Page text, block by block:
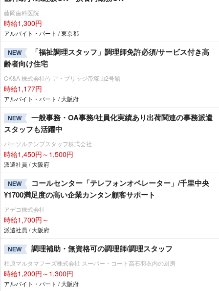
藤岡歯科医院
時給1,300円
アルバイト・パート / 東京都
NEW
「福祉調理スタッフ」調理師免許必須/サービス付き高
齢者向け住宅
CK&A 株式会社/ケア・ブリッジ帝塚山2号館
時給1,177円
アルバイト・パート / 大阪府
NEW
一般事務・OA事務/社員化実績あり出荷関連の事務派遣
スタッフも活躍中
パーソルテンプスタッフ株式会社
時給1,450円～1,500円
派遣社員 / 大阪府
NEW
コールセンター「テレフォンオペレーター」/千里中央
¥1700満足度の高い企業カンタン顧客サポート
アデコ株式会社
時給1,700円～
派遣社員 / 大阪府
NEW 調理補助・無資格可の調理師/調理スタッフ
柏原マルタマフーズ株式会社 スーパー・コート高石羽衣内の厨房
時給1,200円～1,300円
アルバイト・パート / 大阪府